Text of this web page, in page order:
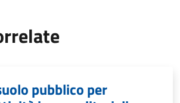
pubblico per